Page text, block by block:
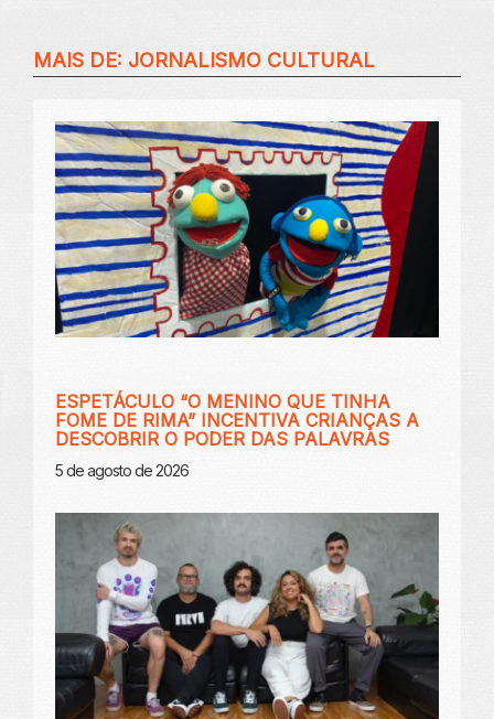
MAIS DE: JORNALISMO CULTURAL
ESPETÁCULO “O MENINO QUE TINHA
FOME DE RIMA” INCENTIVA CRIANÇAS A
DESCOBRIR O PODER DAS PALAVRAS
5 de agosto de 2026